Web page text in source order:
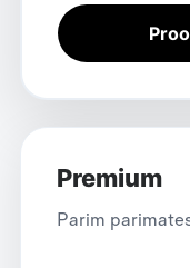
Premium
Parim